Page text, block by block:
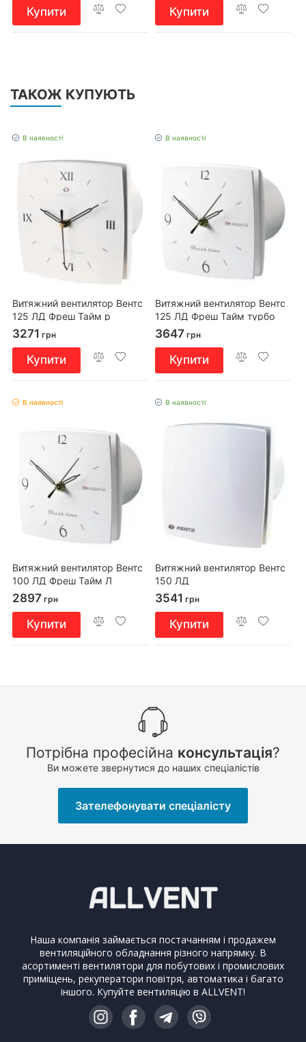
Купити Купити
ТАКОЖ КУПУЮТЬ
В наявності
Витяжний вентилятор Вентс
125 ЛД Фреш Тайм р
3271 грн
Купити
В наявності
Витяжний вентилятор Вентс
125 ЛД Фреш Тайм турбо
3647 грн
Купити
В наявності
Витяжний вентилятор Вентс
100 ЛД Фреш Тайм Л
2897 грн
Купити
В наявності
Витяжний вентилятор Вентс
150 ЛД
3541 грн
Купити
Потрібна професійна консультація?
Ви можете звернутися до наших спеціалістів
Зателефонувати спеціалісту
Наша компанія займається постачанням і продажем
вентиляційного обладнання різного напрямку. В
асортименті вентилятори для побутових і промислових
приміщень, рекуператори повітря, автоматика і багато
іншого. Купуйте вентиляцію в ALLVENT!